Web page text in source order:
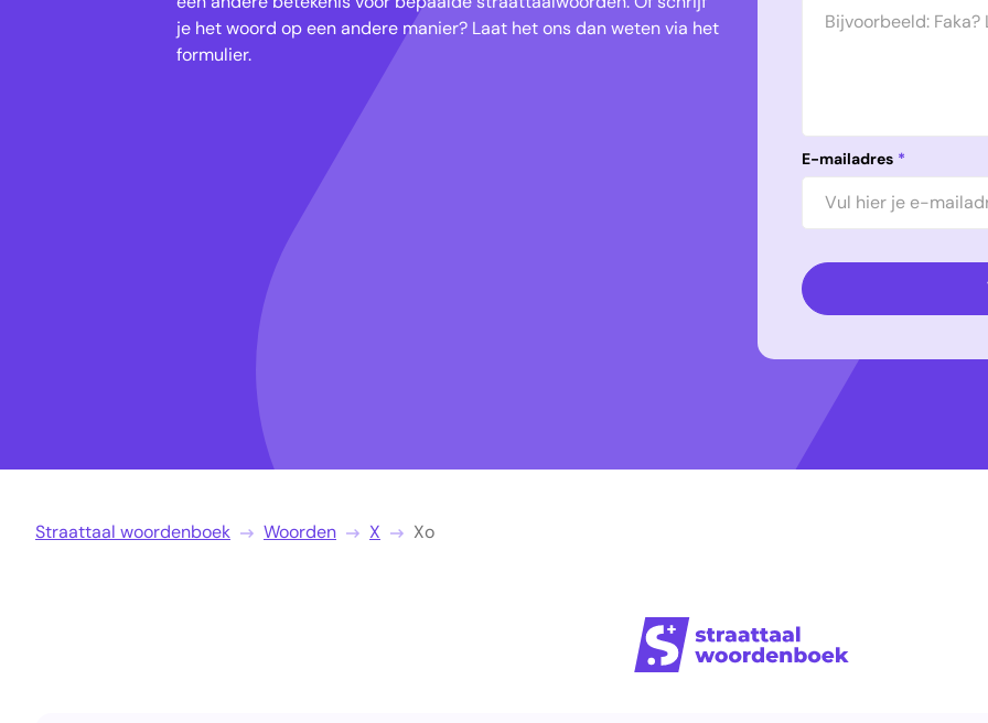
je het woord op een andere manier? Laat het ons dan weten via het
formulier.
E-mailadres *
Straattaal woordenboek Woorden X Xo